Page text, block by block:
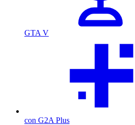
GTA V
con G2A Plus